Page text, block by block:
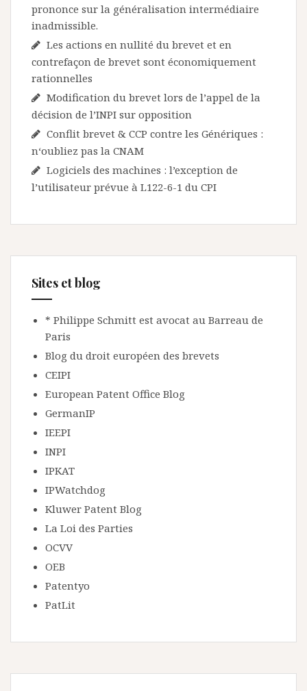
prononce sur la généralisation intermédiaire
inadmissible.
Les actions en nullité du brevet et en
contrefaçon de brevet sont économiquement
rationnelles
Modification du brevet lors de l’appel de la
décision de l’INPI sur opposition
Conflit brevet & CCP contre les Génériques :
n‘oubliez pas la CNAM
Logiciels des machines : l’exception de
l’utilisateur prévue à L122-6-1 du CPI
Sites et blog
* Philippe Schmitt est avocat au Barreau de
Paris
Blog du droit européen des brevets
CEIPI
European Patent Office Blog
GermanIP
IEEPI
INPI
IPKAT
IPWatchdog
Kluwer Patent Blog
La Loi des Parties
OCVV
OEB
Patentyo
PatLit